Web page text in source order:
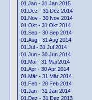
01.Jan - 31 Jan 2015
01.Dez - 31 Dez 2014
01.Nov - 30 Nov 2014
01.Okt - 31 Okt 2014
01.Sep - 30 Sep 2014
01.Aug - 31 Aug 2014
01.Jul - 31 Jul 2014
01.Jun - 30 Jun 2014
01.Mai - 31 Mai 2014
01.Apr - 30 Apr 2014
01.Mär - 31 Mär 2014
01.Feb - 28 Feb 2014
01.Jan - 31 Jan 2014
01.Dez - 31 Dez 2013